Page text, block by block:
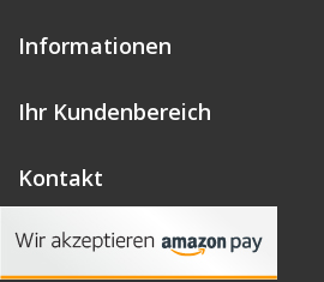
Informationen
Ihr Kundenbereich
Kontakt